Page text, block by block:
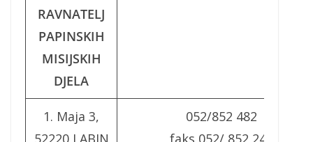
RAVNATELJ
PAPINSKIH
MISIJSKIH
DJELA
1. Maja 3,
052/852 482